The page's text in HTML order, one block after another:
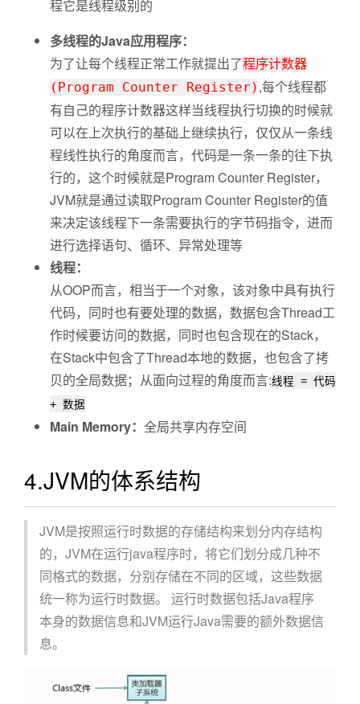
程它是线程级别的
多线程的Java应用程序：
为了让每个线程正常工作就提出了程序计数器
(Program Counter Register) ,每个线程都
有自己的程序计数器这样当线程执行切换的时候就
可以在上次执行的基础上继续执行，仅仅从一条线
程线性执行的角度而言，代码是一条一条的往下执
行的，这个时候就是Program Counter Register，
JVM就是通过读取Program Counter Register的值
来决定该线程下一条需要执行的字节码指令，进而
进行选择语句、循环、异常处理等
线程：
从OOP而言，相当于一个对象，该对象中具有执行
代码，同时也有要处理的数据，数据包含Thread工
作时候要访问的数据，同时也包含现在的Stack，
在Stack中包含了Thread本地的数据，也包含了拷
贝的全局数据；从面向过程的角度而言:线程 = 代码
+ 数据
Main Memory： 全局共享内存空间
4.JVM的体系结构
JVM是按照运行时数据的存储结构来划分内存结构
的，JVM在运行java程序时，将它们划分成几种不
同格式的数据，分别存储在不同的区域，这些数据
统一称为运行时数据。 运行时数据包括Java程序
本身的数据信息和JVM运行Java需要的额外数据信
息。